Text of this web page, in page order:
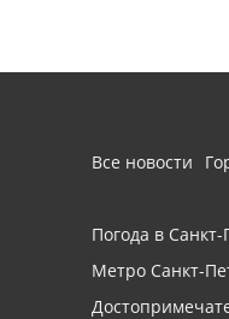
Все новости
Погода в Санкт-
Метро Санкт-